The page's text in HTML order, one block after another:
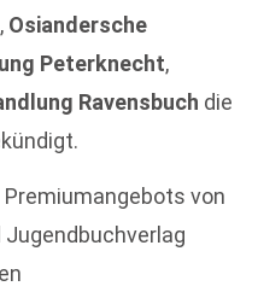
, Osiandersche
Peterknecht,
Ravensbuch die
von
Jugendbuchverlag